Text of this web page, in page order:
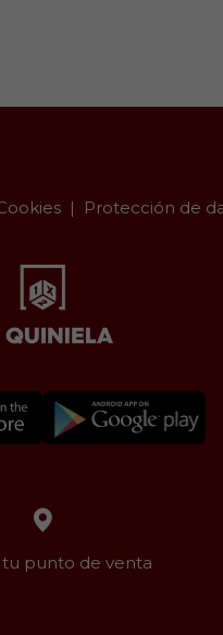
Protección de
tu punto de venta